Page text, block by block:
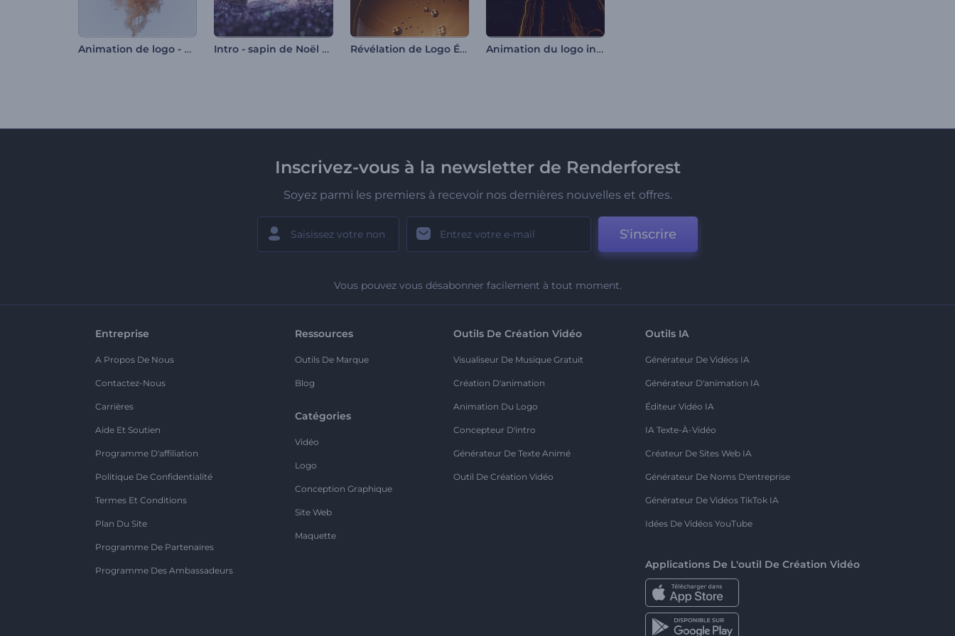
Animation de logo - Particules scintillantes Intro - sapin de Noël scintillant Révélation de Logo Éclatement de Bulles Animation du logo infernale
Inscrivez-vous à la newsletter de Renderforest
Soyez parmi les premiers à recevoir nos dernières nouvelles et offres.
S'inscrire
Vous pouvez vous désabonner facilement à tout moment.
Entreprise
A Propos De Nous
Contactez-Nous
Carrières
Aide Et Soutien
Programme D'affiliation
Politique De Confidentialité
Termes Et Conditions
Plan Du Site
Programme De Partenaires
Programme Des Ambassadeurs
Ressources
Outils De Marque
Blog
Catégories
Vidéo
Logo
Conception Graphique
Site Web
Maquette
Outils De Création Vidéo
Visualiseur De Musique Gratuit
Création D'animation
Animation Du Logo
Concepteur D'intro
Générateur De Texte Animé
Outil De Création Vidéo
Outils IA
Générateur De Vidéos IA
Générateur D'animation IA
Éditeur Vidéo IA
IA Texte-À-Vidéo
Créateur De Sites Web IA
Générateur De Noms D'entreprise
Générateur De Vidéos TikTok IA
Idées De Vidéos YouTube
Applications De L'outil De Création Vidéo